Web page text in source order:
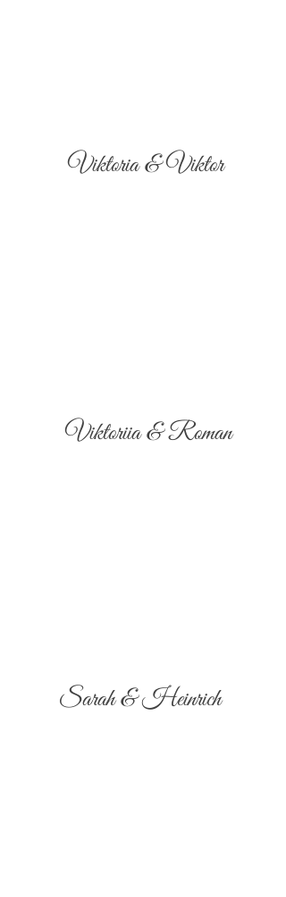
Viktoria & Viktor
Viktoriia & Roman
Sarah & Heinrich